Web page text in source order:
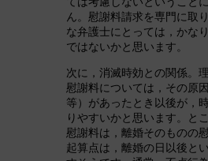
ん。慰謝料請求を専門に取
な弁護士にとっては，かな
ではないかと思います。
次に，消滅時効との関係。
慰謝料については，その原
等）があったとき以後が，
りやすいかと思います。と
慰謝料は，離婚そのものの
起算点は，離婚の日以後と